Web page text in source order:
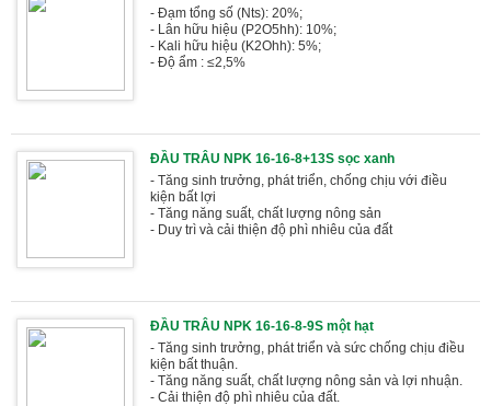
- Đạm tổng số (Nts): 20%;
- Lân hữu hiệu (P2O5hh): 10%;
- Kali hữu hiệu (K2Ohh): 5%;
- Độ ẩm : ≤2,5%
ĐẦU TRÂU NPK 16-16-8+13S sọc xanh
- Tăng sinh trưởng, phát triển, chống chịu với điều
kiện bất lợi
- Tăng năng suất, chất lượng nông sản
- Duy trì và cải thiện độ phì nhiêu của đất
ĐẦU TRÂU NPK 16-16-8-9S một hạt
- Tăng sinh trưởng, phát triển và sức chống chịu điều
kiện bất thuận.
- Tăng năng suất, chất lượng nông sản và lợi nhuận.
- Cải thiện độ phì nhiêu của đất.